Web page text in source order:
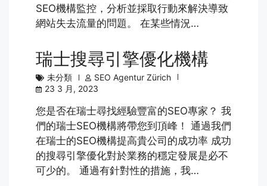
SEO機構監控，分析並採取行動來解決導致
網站失去流量的問題。 在某些情況…
瑞士搜尋引擎優化機構
未分類
SEO Agentur Zürich
23 3 月, 2023
您是否在瑞士尋找經驗豐富的SEO專家？ 我
們的瑞士SEO機構將帶您到頂峰！ 通過我們
在瑞士的SEO機構提高貴公司的成功率 成功
的搜尋引擎優化對於業務的穩定發展是必不
可少的。 通過有針對性的措施，我…